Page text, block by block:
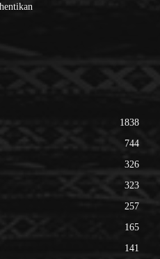
1838
744
326
323
257
165
141